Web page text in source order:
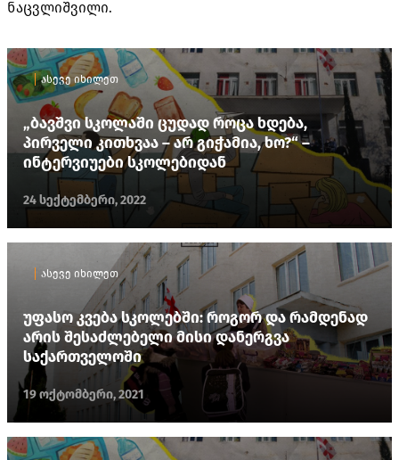
ნაცვლიშვილი.
ასევე იხილეთ
„ბავშვი სკოლაში ცუდად როცა ხდება,
პირველი კითხვაა – არ გიჭამია, ხო?“ –
ინტერვიუები სკოლებიდან
24 სექტემბერი, 2022
ასევე იხილეთ
უფასო კვება სკოლებში: როგორ და რამდენად
არის შესაძლებელი მისი დანერგვა
საქართველოში
19 ოქტომბერი, 2021